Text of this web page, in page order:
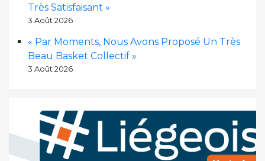
Très Satisfaisant »
3 Août 2026
« Par Moments, Nous Avons Proposé Un Très
Beau Basket Collectif »
3 Août 2026